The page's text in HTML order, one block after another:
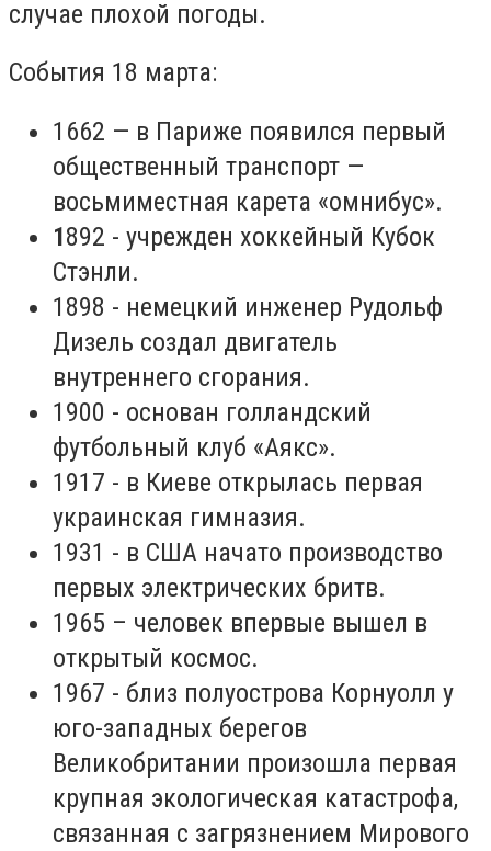
случае плохой погоды.
События 18 марта:
1662 — в Париже появился первый
общественный транспорт —
восьмиместная карета «омнибус».
1892 - учрежден хоккейный Кубок
Стэнли.
1898 - немецкий инженер Рудольф
Дизель создал двигатель
внутреннего сгорания.
1900 - основан голландский
футбольный клуб «Аякс».
1917 - в Киеве открылась первая
украинская гимназия.
1931 - в США начато производство
первых электрических бритв.
1965 – человек впервые вышел в
открытый космос.
1967 - близ полуострова Корнуолл у
юго-западных берегов
Великобритании произошла первая
крупная экологическая катастрофа,
связанная с загрязнением Мирового